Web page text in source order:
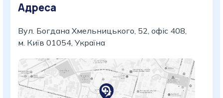
Адреса
Вул. Богдана Хмельницького, 52, офіс 408,
м. Київ 01054, Україна